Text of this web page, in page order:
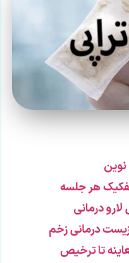
هر جلسه
درمانی
درمانی زخم
تا ترخیص